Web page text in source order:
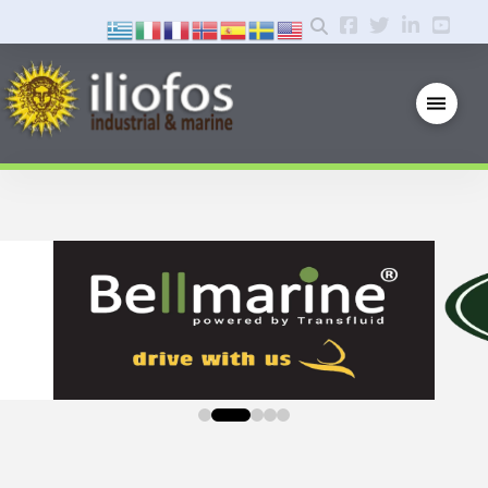
0 1 2 3 4